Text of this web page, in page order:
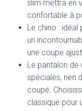
slim mettra en
confortable à
Le chino : idéal
un
une coupe
Le pantalon
spéciales, rien
coupé.
classique pour